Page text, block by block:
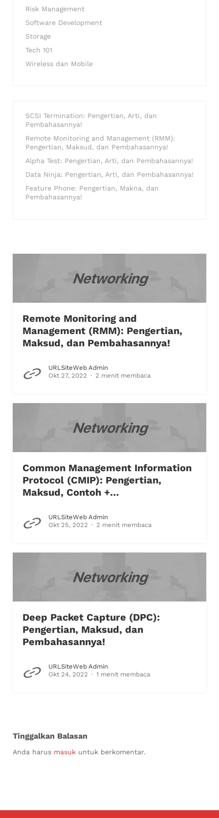
Risk Management
Software Development
Storage
Tech 101
Wireless dan Mobile
SCSI Termination: Pengertian, Arti, dan
Pembahasannya!
Remote Monitoring and Management (RMM):
Pengertian, Maksud, dan Pembahasannya!
Alpha Test: Pengertian, Arti, dan Pembahasannya!
Data Ninja: Pengertian, Arti, dan Pembahasannya!
Feature Phone: Pengertian, Makna, dan
Pembahasannya!
Remote Monitoring and
Management (RMM): Pengertian,
Maksud, dan Pembahasannya!
URLSiteWeb Admin
Okt 27, 2022
2 menit membaca
Common Management Information
Protocol (CMIP): Pengertian,
Maksud, Contoh +…
URLSiteWeb Admin
Okt 25, 2022
2 menit membaca
Deep Packet Capture (DPC):
Pengertian, Maksud, dan
Pembahasannya!
URLSiteWeb Admin
Okt 24, 2022
1 menit membaca
Tinggalkan Balasan
Anda harus masuk untuk berkomentar.